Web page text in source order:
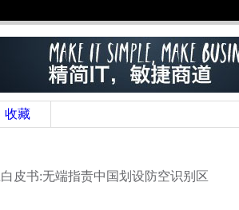
收藏
书:无端指责中国划设防空识别区